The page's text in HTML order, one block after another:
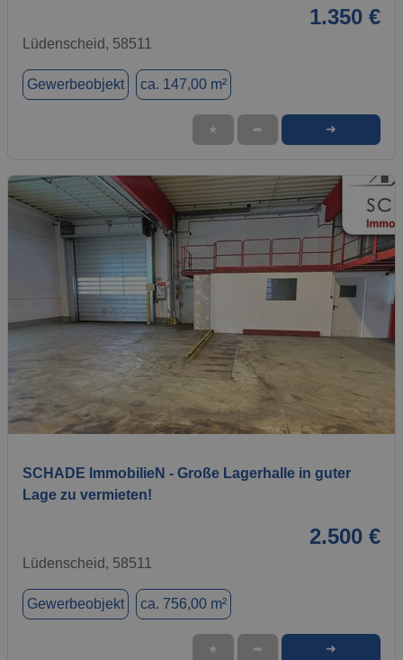
1.350 €
Lüdenscheid, 58511
Gewerbeobjekt ca. 147,00 m²
★ ➦ ➜
1 / 10
SCHADE ImmobilieN - Große Lagerhalle in guter
Lage zu vermieten!
2.500 €
Lüdenscheid, 58511
Gewerbeobjekt ca. 756,00 m²
★ ➦ ➜